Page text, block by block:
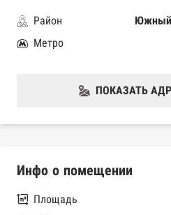
Район
Южный
Метро
ПОКАЗАТЬ
Инфо о помещении
Площадь